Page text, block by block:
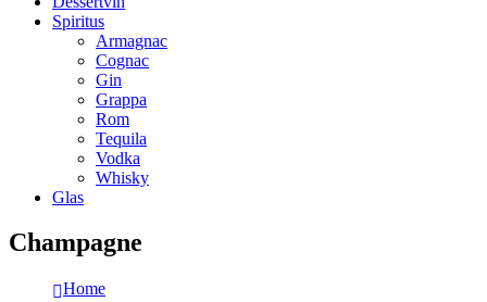
Spiritus
Armagnac
Cognac
Gin
Grappa
Rom
Tequila
Vodka
Whisky
Glas
Champagne
Home